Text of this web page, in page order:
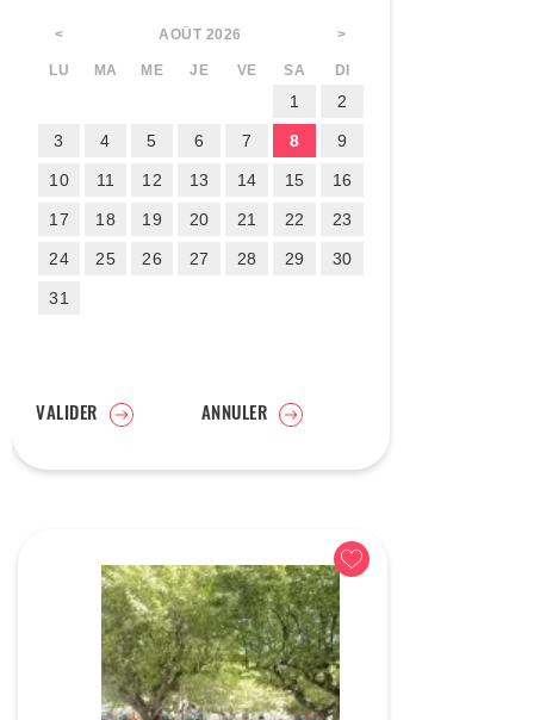
< AOÛT 2026 >
LU MA ME JE VE SA DI
1 2
3 4 5 6 7 8 9
10 11 12 13 14 15 16
17 18 19 20 21 22 23
24 25 26 27 28 29 30
31
VALIDER ANNULER